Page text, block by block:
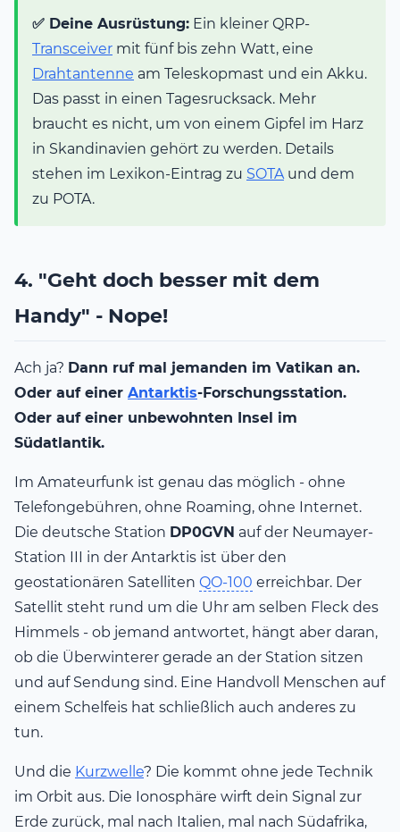
✅ Deine Ausrüstung: Ein kleiner QRP-
Transceiver mit fünf bis zehn Watt, eine
Drahtantenne am Teleskopmast und ein Akku.
Das passt in einen Tagesrucksack. Mehr
braucht es nicht, um von einem Gipfel im Harz
in Skandinavien gehört zu werden. Details
stehen im Lexikon-Eintrag zu SOTAund dem
zu POTA.
4. "Geht doch besser mit dem
Handy" - Nope!
Ach ja? Dann ruf mal jemanden im Vatikan an.
Oder auf einer Antarktis-Forschungsstation.
Oder auf einer unbewohnten Insel im
Südatlantik.
Im Amateurfunk ist genau das möglich - ohne
Telefongebühren, ohne Roaming, ohne Internet.
Die deutsche Station DP0GVN auf der Neumayer-
Station III in der Antarktis ist über den
geostationären Satelliten QO-100 erreichbar. Der
Satellit steht rund um die Uhr am selben Fleck des
Himmels - ob jemand antwortet, hängt aber daran,
ob die Überwinterer gerade an der Station sitzen
und auf Sendung sind. Eine Handvoll Menschen auf
einem Schelfeis hat schließlich auch anderes zu
tun.
Und die Kurzwelle? Die kommt ohne jede Technik
im Orbit aus. Die Ionosphäre wirft dein Signal zur
Erde zurück, mal nach Italien, mal nach Südafrika,